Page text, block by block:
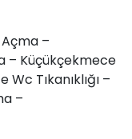
Açma –
– Küçükçekmece
Tıkanıklığı –
–